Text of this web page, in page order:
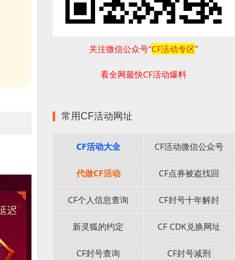
关注微信公众号“CF活动专区”
看全网最快CF活动爆料
常用CF活动网址
CF活动大全 CF活动微信公众号
代做CF活动 CF点券被盗找回
CF个人信息查询 CF封号十年解封
新灵狐的约定 CF CDK兑换网址
CF封号查询 CF封号减刑